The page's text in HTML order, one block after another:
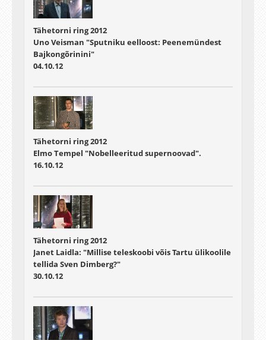
Tähetorni ring 2012
Uno Veisman "Sputniku eelloost: Peenemündest
Bajkongõrinini"
04.10.12
Tähetorni ring 2012
Elmo Tempel "Nobelleeritud supernoovad".
16.10.12
Tähetorni ring 2012
Janet Laidla: "Millise teleskoobi võis Tartu ülikoolile
tellida Sven Dimberg?"
30.10.12